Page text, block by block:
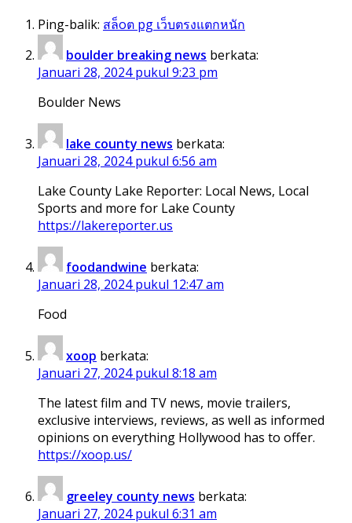
Ping-balik: สล็oต pg เว็บตรงแตกหนัก
boulder breaking news berkata:
Januari 28, 2024 pukul 9:23 pm
Boulder News
lake county news berkata:
Januari 28, 2024 pukul 6:56 am
Lake County Lake Reporter: Local News, Local
Sports and more for Lake County
https://lakereporter.us
foodandwine berkata:
Januari 28, 2024 pukul 12:47 am
Food
xoop berkata:
Januari 27, 2024 pukul 8:18 am
The latest film and TV news, movie trailers,
exclusive interviews, reviews, as well as informed
opinions on everything Hollywood has to offer.
https://xoop.us/
greeley county news berkata:
Januari 27, 2024 pukul 6:31 am